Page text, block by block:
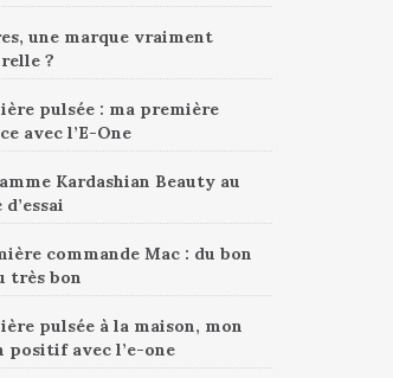
une marque vraiment
?
pulsée : ma première
avec l’E-One
Kardashian Beauty au
commande Mac : du bon
très bon
pulsée à la maison, mon
positif avec l’e-one